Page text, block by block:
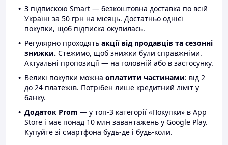
З підпискою Smart — безкоштовна доставка по всій
Україні за 50 грн на місяць. Достатньо однієї
покупки, щоб підписка окупилась.
Регулярно проходять акції від продавців та сезонні
знижки. Стежимо, щоб знижки були справжніми.
Актуальні пропозиції — на головній або в застосунку.
Великі покупки можна оплатити частинами: від 2
до 24 платежів. Потрібен лише кредитний ліміт у
банку.
Додаток Prom — у топ-3 категорії «Покупки» в App
Store і має понад 10 млн завантажень у Google Play.
Купуйте зі смартфона будь-де і будь-коли.